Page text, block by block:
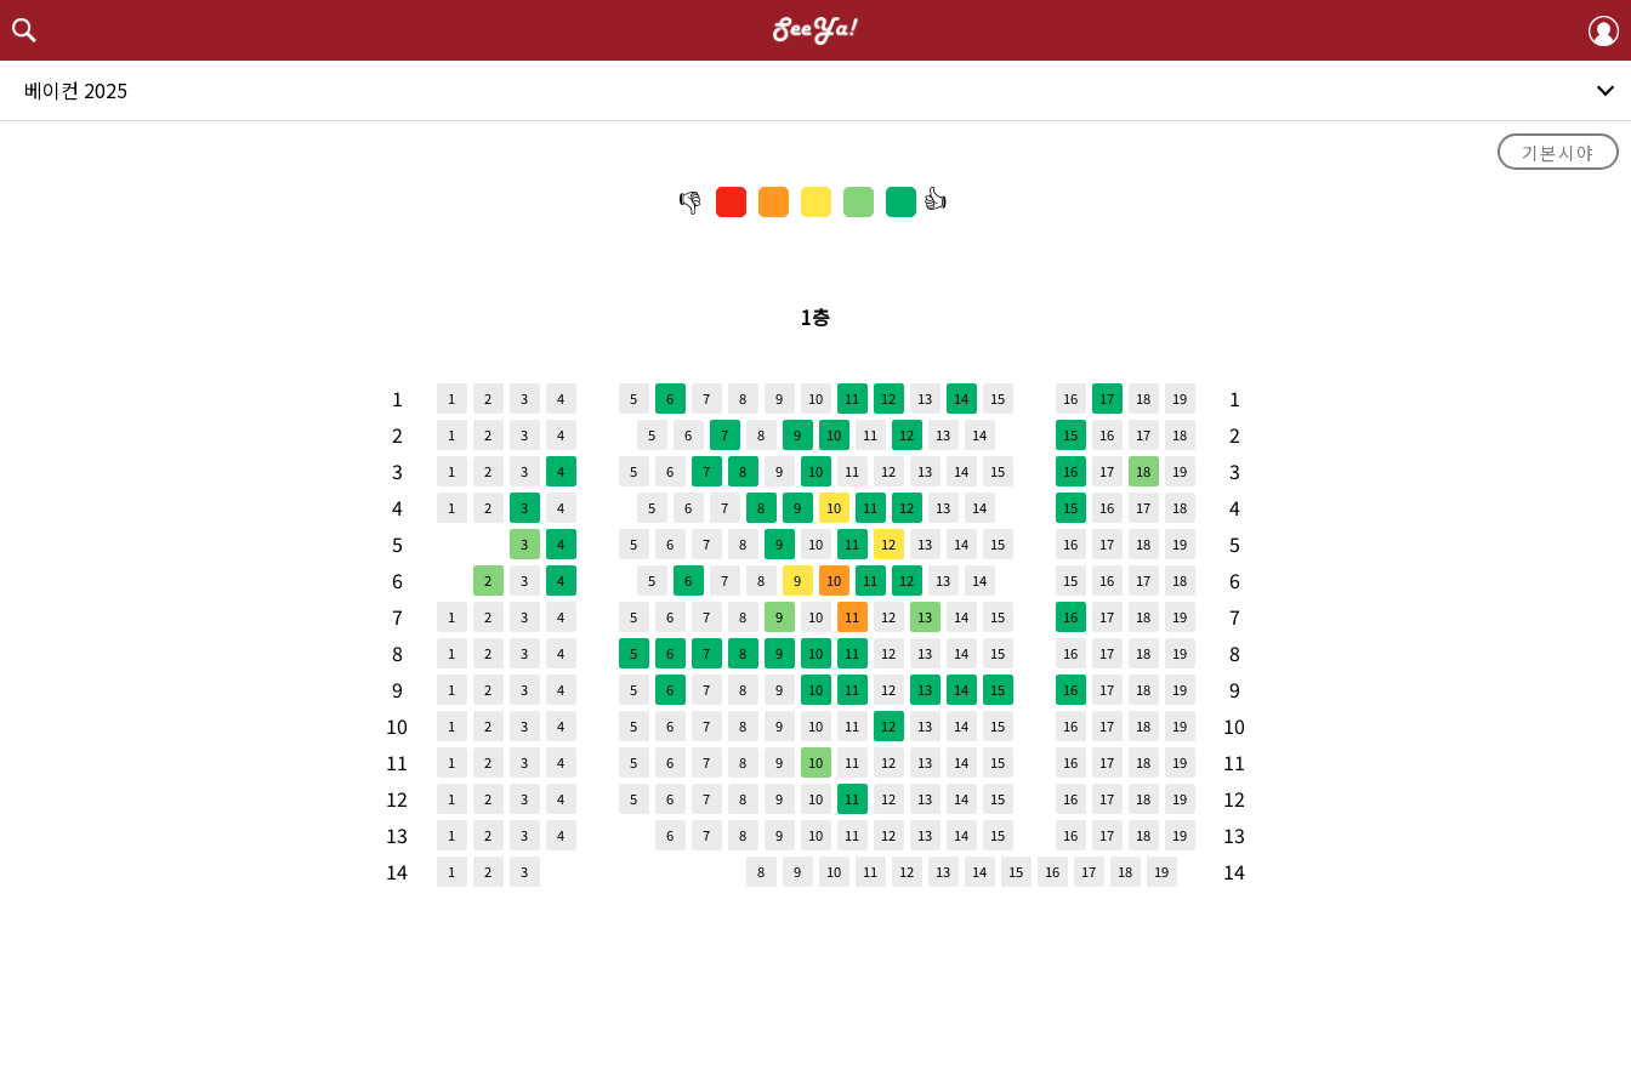
베이컨 2025
기본시야
1층
1
2
3
4
5
6
7
8
9
10
11
12
13
14
1 2 3
4
1
2 3
4
1
2 3
4
1
2 3
4
3
4
2
3
4
1
2 3
4
1
2 3
4
1
2 3
4
1
2 3
4
1
2 3
4
1
2 3
4
1
2 3
4
1
2 3
5 6 7 8 9 10 11 12 13 14
15
5
6 7 8 9 10 11 12 13
14
5
6 7 8 9 10 11 12 13 14
15
5
6 7 8 9 10 11 12 13
14
5
6 7 8 9 10 11 12 13 14
15
5
6 7 8 9 10 11 12 13
14
5
6 7 8 9 10 11 12 13 14
15
5
6 7 8 9 10 11 12 13 14
15
5
6 7 8 9 10 11 12 13 14
15
5
6 7 8 9 10 11 12 13 14
15
5
6 7 8 9 10 11 12 13 14
15
5
6 7 8 9 10 11 12 13 14
15
6
7 8 9 10 11 12 13 14
15
8
9 10 11 12 13 14 15
16 17 18
19
15
16 17
18
16
17 18
19
15
16 17
18
16
17 18
19
15
16 17
18
16
17 18
19
16
17 18
19
16
17 18
19
16
17 18
19
16
17 18
19
16
17 18
19
16
17 18
19
16
17 18 19
1
2
3
4
5
6
7
8
9
10
11
12
13
14